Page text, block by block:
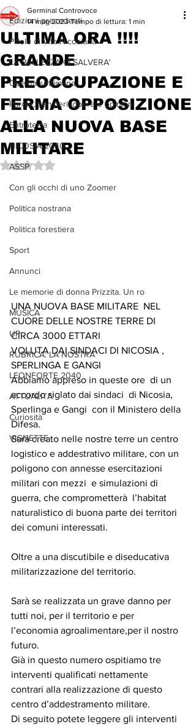
Edizioni precedenti
Pillole di Vita Nicosiana
LA BELLEZZA CI SALVERA'
Questa settimana...
Parole, pensieri, opere e opinioni
Entroterra
NICOSIA 2040
ASSP
Con gli occhi di uno Zoomer
Politica nostrana
Politica forestiera
Sport
Annunci
Le memorie di donna Prizzita. Un ro
MUSICA
UP
RUBRICA: LA NOSTRA
LEONFORTE 2040
ATTUALITA'
Curiosità
VIGNETTE
ULTIMA ORA !!!!
GRANDE
PREOCCUPAZIONE E
FERMA OPPOSIZIONE
ALLA NUOVA BASE
MILITARE
Germinal Controvoce
14 mag 2023 Tempo di lettura: 1 min
Valutazione NaN stelle su 5.
UNA NUOVA BASE MILITARE  NEL
CUORE DELLE NOSTRE TERRE DI
CIRCA 3000 ETTARI
VOLUTA DAI SINDACI DI NICOSIA ,
SPERLINGA E GANGI
Abbiamo appreso in queste ore  di un
accordo siglato dai sindaci  di Nicosia,
Sperlinga e Gangi  con il Ministero della
Difesa.
Sarà creato nelle nostre terre un centro
logistico e addestrativo militare, con un
poligono con annesse esercitazioni
militari con mezzi  e simulazioni di
guerra, che comprometterà  l’habitat
naturalistico di buona parte dei territori
dei comuni interessati.
Oltre a una discutibile e diseducativa
militarizzazione del territorio.
Sarà se realizzata un grave danno per
tutti noi, per il territorio e per
l’economia agroalimentare,per il nostro
futuro.
Già in questo numero ospitiamo tre
interventi qualificati nettamente
contrari alla realizzazione di questo
centro d’addestramento militare.
Di seguito potete leggere gli interventi